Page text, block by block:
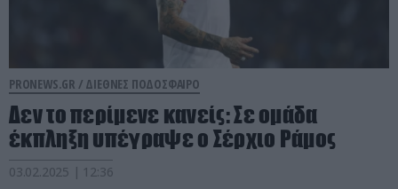
PRONEWS.GR / ΔΙΕΘΝΕΣ ΠΟΔΟΣΦΑΙΡΟ
Δεν το περίμενε κανείς: Σε ομάδα
έκπληξη υπέγραψε ο Σέρχιο Ράμος
03.02.2025 | 12:36